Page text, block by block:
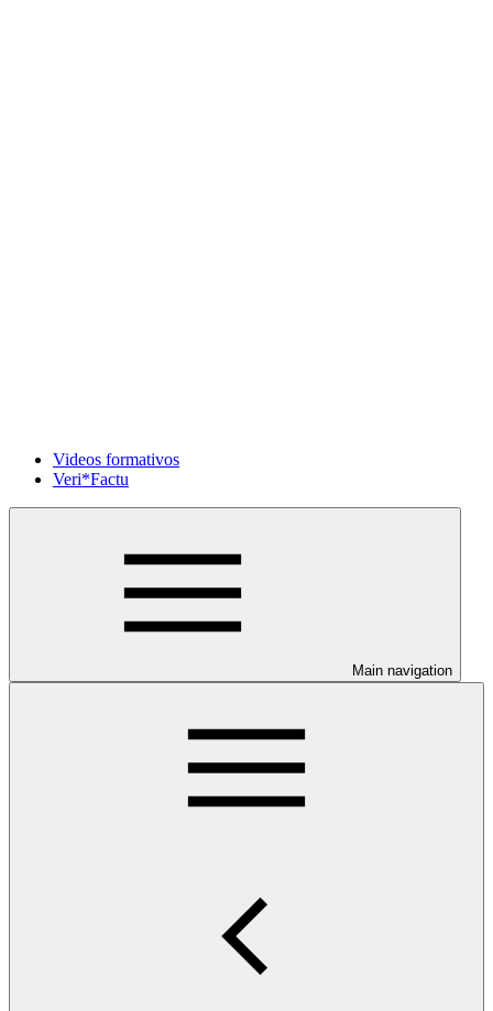
Videos formativos
Veri*Factu
Main navigation